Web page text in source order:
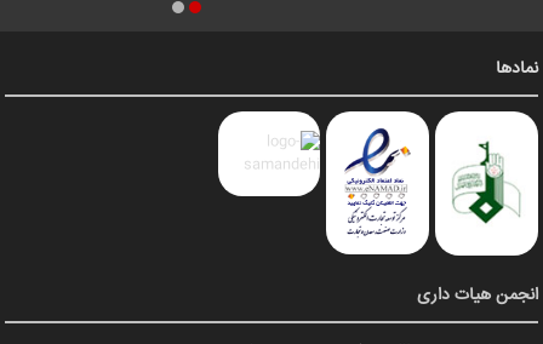
نمادها
انجمن هیات داری